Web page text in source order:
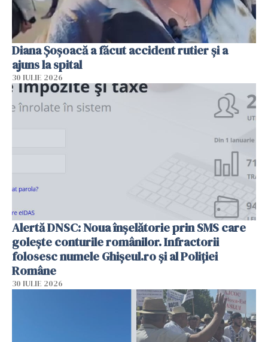
Diana Șoșoacă a făcut accident rutier și a
ajuns la spital
30 IULIE 2026
Alertă DNSC: Noua înșelătorie prin SMS care
golește conturile românilor. Infractorii
folosesc numele Ghișeul.ro și al Poliției
Române
30 IULIE 2026